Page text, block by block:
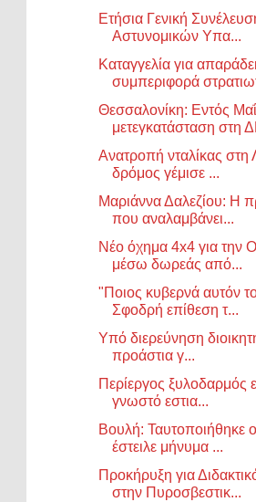
Ετήσια Γενική
Αστυνομικών Υπα...
Καταγγελία για
συμπεριφορά
Θεσσαλονίκη: Εντός
μετεγκατάσταση στη
Ανατροπή νταλίκας
δρόμος γέμισε ...
Μαριάννα Δαλεζίου: Η
που αναλαμβάνει...
Νέο όχημα 4x4 για την
μέσω δωρεάς από...
"Ποιος κυβερνά αυτόν
Σφοδρή επίθεση τ...
Υπό διερεύνηση
προάστια γ...
Περίεργος ξυλοδαρμός
γνωστό εστια...
Βουλή: Ταυτοποιήθηκε
έστειλε μήνυμα ...
Προκήρυξη για
στην Πυροσβεστικ...